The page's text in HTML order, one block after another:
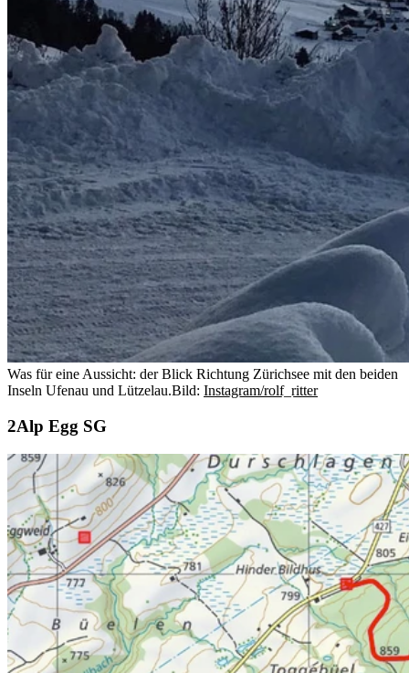
Was für eine Aussicht: der Blick Richtung Zürichsee mit den beiden
Inseln Ufenau und Lützelau.Bild: Instagram/rolf_ritter
Alp Egg SG